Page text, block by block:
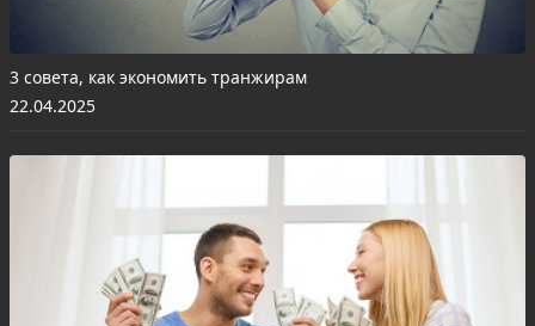
3 совета, как экономить транжирам
22.04.2025